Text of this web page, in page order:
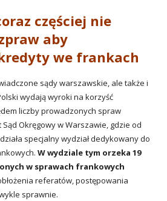
częściej nie
aby
we frankach
sądy warszawskie, ale także i
wydają wyroki na korzyść
liczby prowadzonych spraw
Okręgowy w Warszawie, gdzie od
specjalny wydział dedykowany do
W wydziale tym orzeka 19
w sprawach frankowych
referatów, postępowania
sprawnie.